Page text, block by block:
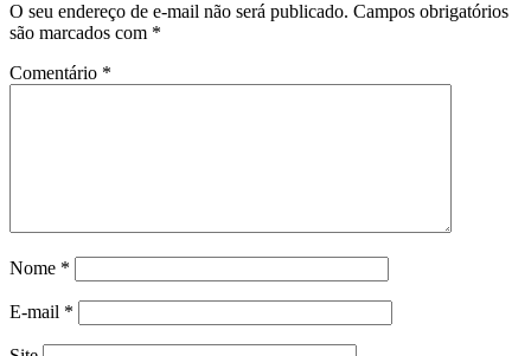
O seu endereço de e-mail não será publicado. Campos obrigatórios
são marcados com *
Comentário *
Nome *
E-mail *